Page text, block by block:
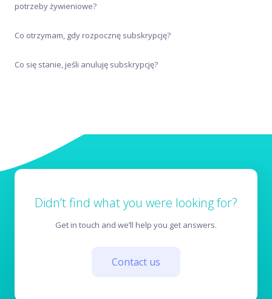
potrzeby żywieniowe?
Co otrzymam, gdy rozpocznę subskrypcję?
Co się stanie, jeśli anuluję subskrypcję?
Didn’t find what you were looking for?
Get in touch and we’ll help you get answers.
Contact us